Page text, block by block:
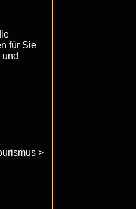
für Sie
>